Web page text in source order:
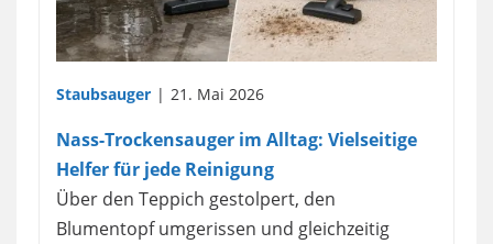
Staubsauger 21. Mai 2026
Nass-Trockensauger im Alltag: Vielseitige
Helfer für jede Reinigung
Über den Teppich gestolpert, den
Blumentopf umgerissen und gleichzeitig